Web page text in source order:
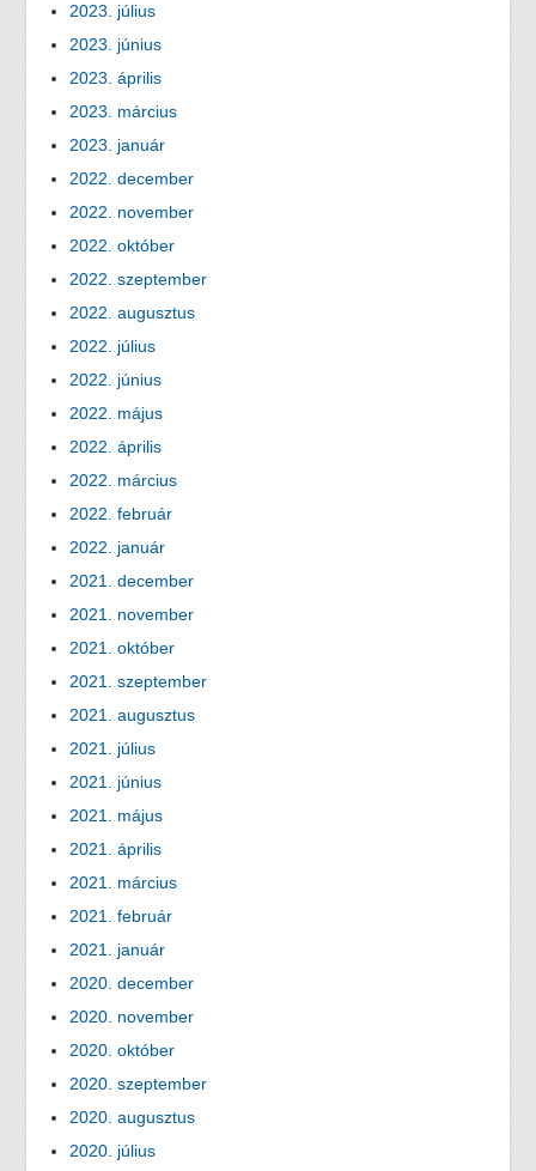
2023. július
2023. június
2023. április
2023. március
2023. január
2022. december
2022. november
2022. október
2022. szeptember
2022. augusztus
2022. július
2022. június
2022. május
2022. április
2022. március
2022. február
2022. január
2021. december
2021. november
2021. október
2021. szeptember
2021. augusztus
2021. július
2021. június
2021. május
2021. április
2021. március
2021. február
2021. január
2020. december
2020. november
2020. október
2020. szeptember
2020. augusztus
2020. július